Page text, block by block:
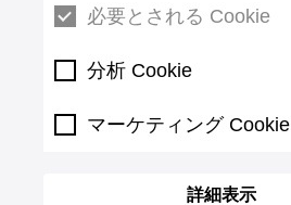
必要とされる Cookie
分析 Cookie
マーケティング Cookie
詳細表示